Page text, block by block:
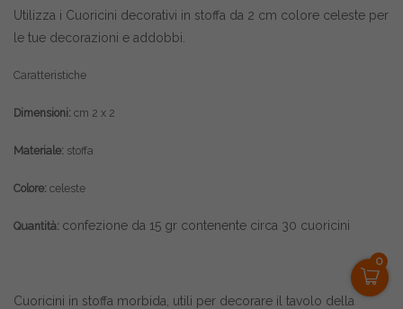
0
Utilizza i Cuoricini decorativi in stoffa da 2 cm colore celeste per
le tue decorazioni e addobbi.
Caratteristiche
Dimensioni: cm 2 x 2
Materiale: stoffa
Colore: celeste
Quantità: confezione da 15 gr contenente circa 30 cuoricini
Cuoricini in stoffa morbida, utili per decorare il tavolo della